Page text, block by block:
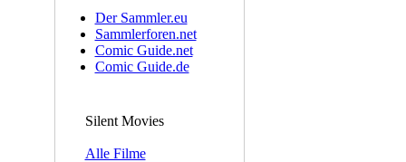
Der Sammler.eu
Sammlerforen.net
Comic Guide.net
Comic Guide.de
Silent Movies
Alle Filme